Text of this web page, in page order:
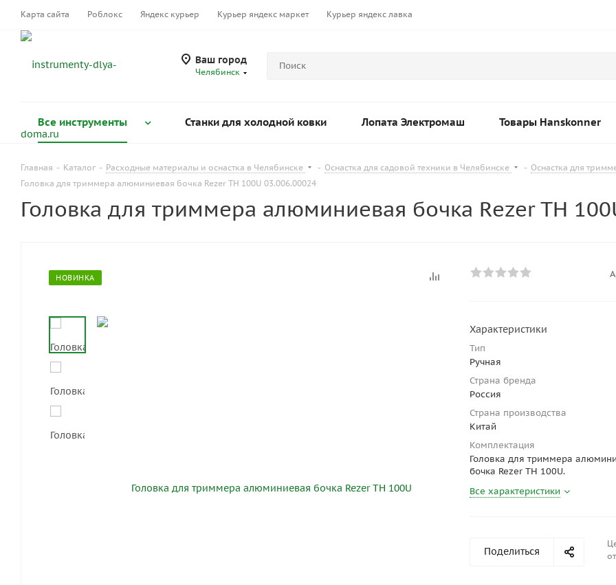
Карта сайта Роблокс Яндекс курьер Курьер яндекс маркет Курьер яндекс лавка
Ваш город
Челябинск
Все инструменты Станки для холодной ковки Лопата Электромаш Товары Hanskonner
Главная - Каталог - Расходные материалы и оснастка в Челябинске - Оснастка для садовой техники в Челябинске - Оснастка для
Головка для триммера алюминиевая бочка Rezer TH 100U 03.006.00024
Головка для триммера алюминиевая бочка Rezer TH
НОВИНКА
Характеристики
Тип
Ручная
Страна бренда
Россия
Страна производства
Китай
Комплектация
Головка для триммера
бочка Rezer TH 100U.
Все характеристики
Поделиться